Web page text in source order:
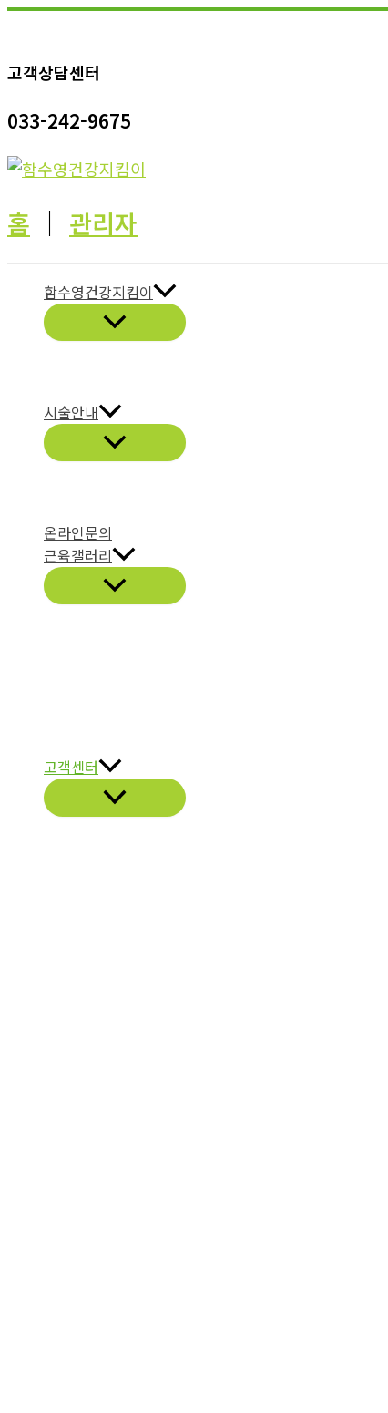
콘
츠
건
너
뛰
고객상담센터
033-242-9675
홈 │ 관리자
함수영건강지킴이
시술안내
온라인문의
근육갤러리
고객센터